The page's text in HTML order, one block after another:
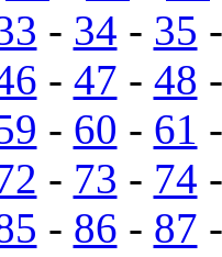
- 34 - 35
- 47 - 48
- 60 - 61
- 73 - 74
- 86 - 87